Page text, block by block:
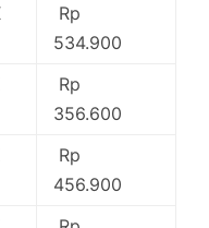
Rp
534.900
Rp
356.600
Rp
456.900